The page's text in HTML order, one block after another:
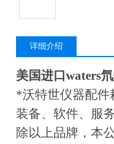
详细介绍
美国进口waters
*沃特世仪器配件
装备、软件、服
除以上品牌，本